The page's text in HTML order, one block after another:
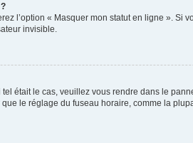
l’option « Masquer mon statut en ligne ». Si
invisible.
était le cas, veuillez vous rendre dans le
le réglage du fuseau horaire, comme la